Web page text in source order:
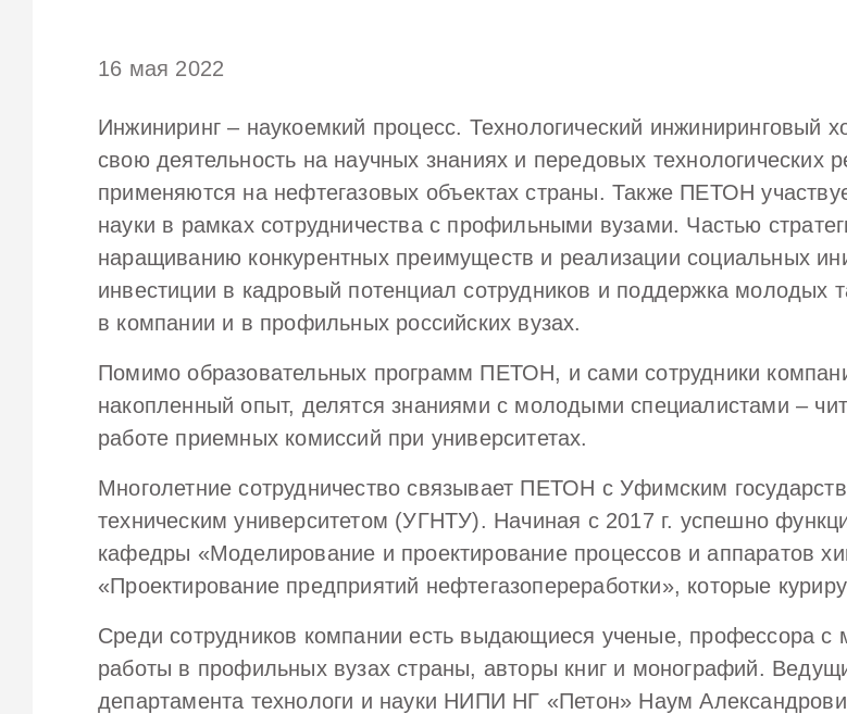
16 мая 2022
Инжиниринг – наукоемкий процесс. Технологический инжиниринговый
свою деятельность на научных знаниях и передовых технологических
применяются на нефтегазовых объектах страны. Также ПЕТОН
науки в рамках сотрудничества с профильными вузами. Частью
наращиванию конкурентных преимуществ и реализации социальных
инвестиции в кадровый потенциал сотрудников и поддержка молодых
в компании и в профильных российских вузах.
Помимо образовательных программ ПЕТОН, и сами сотрудники
накопленный опыт, делятся знаниями с молодыми специалистами –
работе приемных комиссий при университетах.
Многолетние сотрудничество связывает ПЕТОН с Уфимским
техническим университетом (УГНТУ). Начиная с 2017 г. успешно
кафедры «Моделирование и проектирование процессов и аппаратов
«Проектирование предприятий нефтегазопереработки», которые
Среди сотрудников компании есть выдающиеся ученые, профессора с
работы в профильных вузах страны, авторы книг и монографий.
департамента технологи и науки НИПИ НГ «Петон» Наум